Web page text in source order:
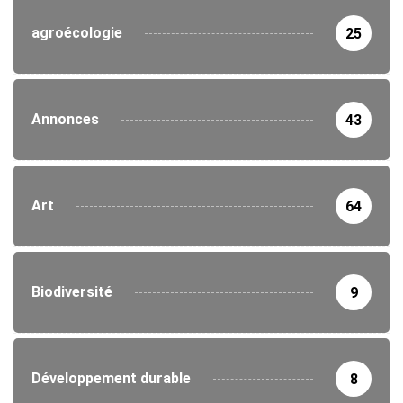
agroécologie 25
Annonces 43
Art 64
Biodiversité 9
Développement durable 8